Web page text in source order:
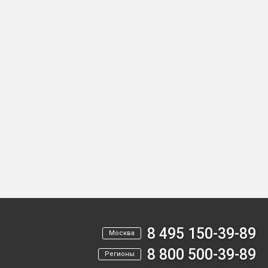
Москва 8 495 150-39-89
Регионы
8 800 500-39-89